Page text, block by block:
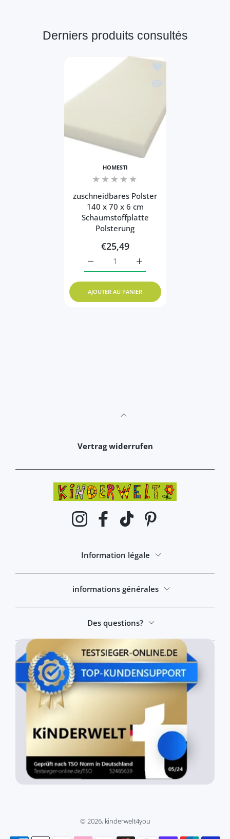
Derniers produits consultés
Ajouter à la liste de
HOMESTI
zuschneidbares Polster
140 x 70 x 6 cm
Schaumstoffplatte
Polsterung
€25,49
Augmenter la quantité
Augmenter la quantité de
AJOUTER AU PANIER
Vertrag widerrufen
InstagramFacebookTikTok
Information légale
informations générales
Des questions?
© 2026, kinderwelt4you